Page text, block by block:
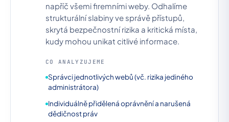
napříč všemi firemními weby. Odhalíme
strukturální slabiny ve správě přístupů,
skrytá bezpečnostní rizika a kritická místa,
kudy mohou unikat citlivé informace.
CO ANALYZUJEME
Správci jednotlivých webů (vč. rizika jediného
administrátora)
Individuálně přidělená oprávnění a narušená
dědičnost práv